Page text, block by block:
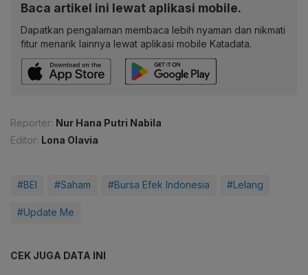
Baca artikel ini lewat aplikasi mobile.
Dapatkan pengalaman membaca lebih nyaman dan nikmati
fitur menarik lainnya lewat aplikasi mobile Katadata.
Reporter: Nur Hana Putri Nabila
Editor: Lona Olavia
#BEI #Saham #Bursa Efek Indonesia #Lelang
#Update Me
CEK JUGA DATA INI